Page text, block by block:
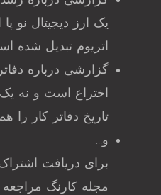
یک ارز دیجیتال نو
اتریوم تبدیل شده
گزارشی درباره
اختراع است و نه
تاریخ دفاتر کار
و…
برای دریافت
مجله کارنگ مراجعه